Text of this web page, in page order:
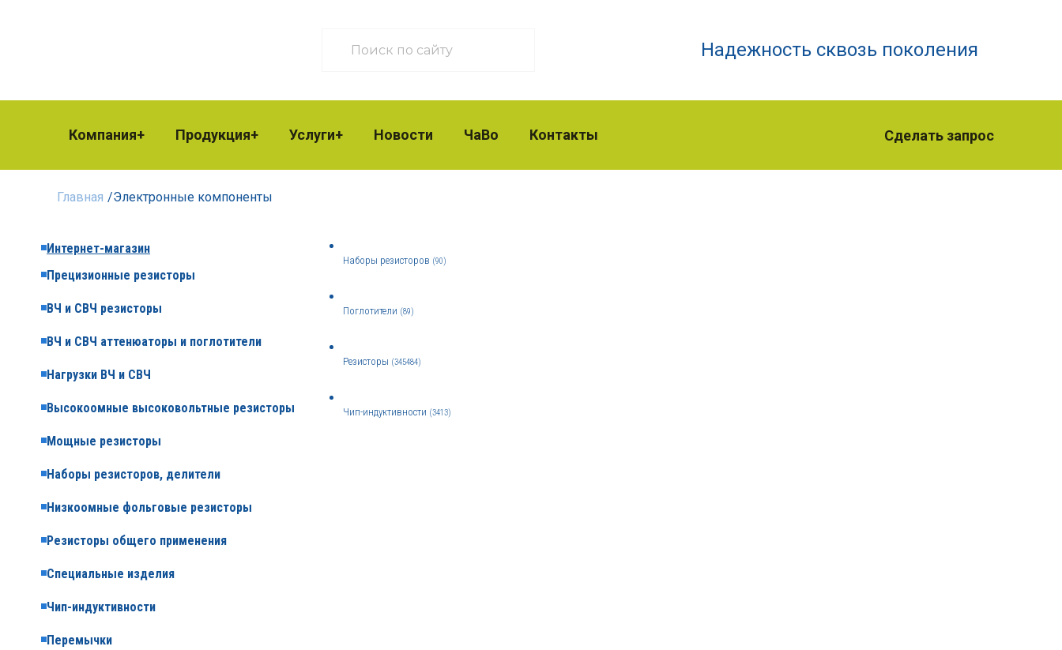
Надежность сквозь поколения
Компания Продукция Услуги Новости ЧаВо Контакты Сделать запрос
Главная /Электронные компоненты
Интернет-магазин
Прецизионные резисторы
ВЧ и СВЧ резисторы
ВЧ и СВЧ аттенюаторы и поглотители
Нагрузки ВЧ и СВЧ
Высокоомные высоковольтные резисторы
Мощные резисторы
Наборы резисторов, делители
Низкоомные фольговые резисторы
Резисторы общего применения
Специальные изделия
Чип-индуктивности
Перемычки
Наборы резисторов (90)
Поглотители (89)
Резисторы (345484)
Чип-индуктивности (3413)